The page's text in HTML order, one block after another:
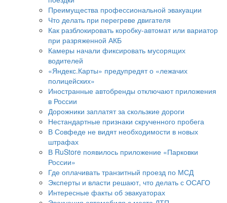
Преимущества профессиональной эвакуации
Что делать при перегреве двигателя
Как разблокировать коробку-автомат или вариатор
при разряженной АКБ
Камеры начали фиксировать мусорящих
водителей
«Яндекс.Карты» предупредят о «лежачих
полицейских»
Иностранные автобренды отключают приложения
в России
Дорожники заплатят за скользкие дороги
Нестандартные признаки скрученного пробега
В Совфеде не видят необходимости в новых
штрафах
В RuStore появилось приложение «Парковки
России»
Где оплачивать транзитный проезд по МСД
Эксперты и власти решают, что делать с ОСАГО
Интересные факты об эвакуаторах